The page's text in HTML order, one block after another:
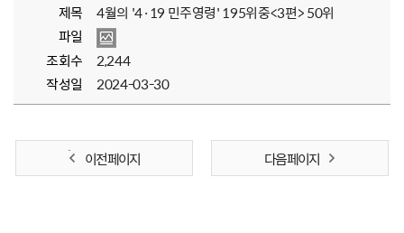
제목
4월의 '4·19 민주영령' 195위중<3편> 50위
파일
조회수
2,244
작성일
2024-03-30
이전 페이지 다음 페이지